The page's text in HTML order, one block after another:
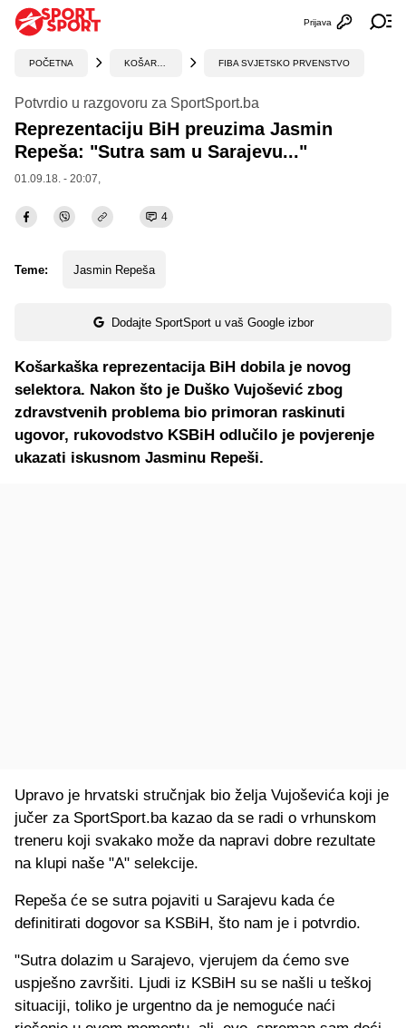
Otvori
Prijava
POČETNA FIBA SVJETSKO PRVENSTVO
Potvrdio u razgovoru za SportSport.ba
Reprezentaciju BiH preuzima Jasmin
Repeša: "Sutra sam u Sarajevu..."
01.09.18. - 20:07,
4
Teme: Jasmin Repeša
Dodajte SportSport u vaš Google izbor
Košarkaška reprezentacija BiH dobila je novog
selektora. Nakon što je Duško Vujošević zbog
zdravstvenih problema bio primoran raskinuti
ugovor, rukovodstvo KSBiH odlučilo je povjerenje
ukazati iskusnom Jasminu Repeši.
Upravo je hrvatski stručnjak bio želja Vujoševića koji je
jučer za SportSport.ba kazao da se radi o vrhunskom
treneru koji svakako može da napravi dobre rezultate
na klupi naše "A" selekcije.
Repeša će se sutra pojaviti u Sarajevu kada će
definitirati dogovor sa KSBiH, što nam je i potvrdio.
"Sutra dolazim u Sarajevo, vjerujem da ćemo sve
uspješno završiti. Ljudi iz KSBiH su se našli u teškoj
situaciji, toliko je urgentno da je nemoguće naći